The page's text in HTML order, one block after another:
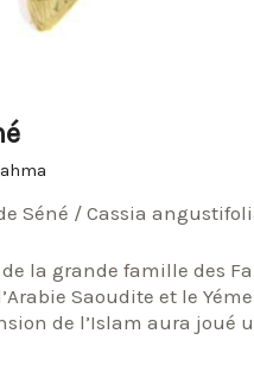
Séné / Cassia
la grande famille des
Saoudite et le
de l’Islam aura